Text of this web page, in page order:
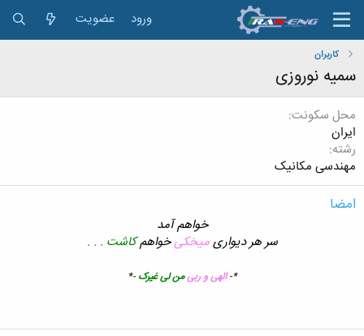
ورود عضویت
کاربران
سمیه نوروزی
محل سکونت
ايران
رشته
مهندسی مکانیک
امضا
خواهم آمد
سر هر دیواریمیخکیخواهمکاشت . . .
*-الهی و ربیمن لی غیرک -*